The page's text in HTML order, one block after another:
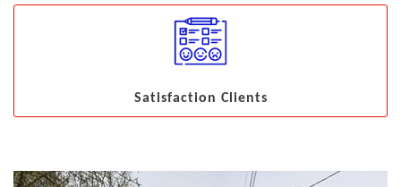
Satisfaction Clients